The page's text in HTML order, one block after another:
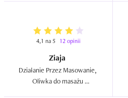
4,1 na 5 12 opinii
Ziaja
Działanie Przez Masowanie,
Oliwka do masażu